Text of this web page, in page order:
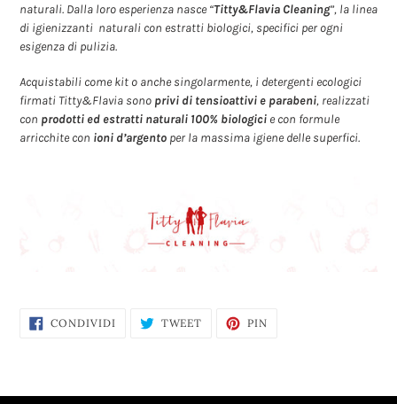
naturali. Dalla loro esperienza nasce “Titty&Flavia Cleaning”, la linea
di igienizzanti naturali con estratti biologici, specifici per ogni
esigenza di pulizia.
Acquistabili come kit o anche singolarmente, i detergenti ecologici
firmati Titty&Flavia sono privi di tensioattivi e parabeni, realizzati
con prodotti ed estratti naturali 100% biologici e con formule
arricchite con ioni d’argento per la massima igiene delle superfici.
CONDIVIDICONDIVIDI
SU
TWEET TWITTAPIN